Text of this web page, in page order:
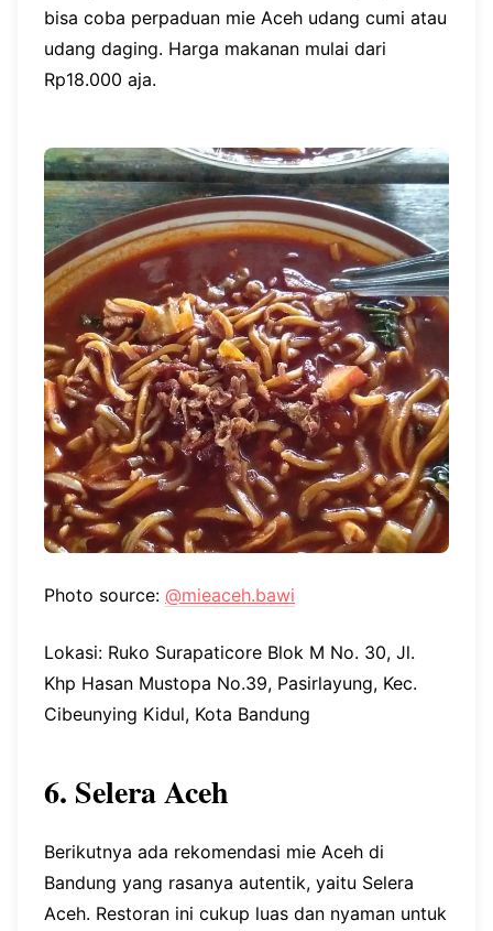
bisa coba perpaduan mie Aceh udang cumi atau
udang daging. Harga makanan mulai dari
Rp18.000 aja.
Photo source: @mieaceh.bawi
Lokasi: Ruko Surapaticore Blok M No. 30, Jl.
Khp Hasan Mustopa No.39, Pasirlayung, Kec.
Cibeunying Kidul, Kota Bandung
6. Selera Aceh
Berikutnya ada rekomendasi mie Aceh di
Bandung yang rasanya autentik, yaitu Selera
Aceh. Restoran ini cukup luas dan nyaman untuk